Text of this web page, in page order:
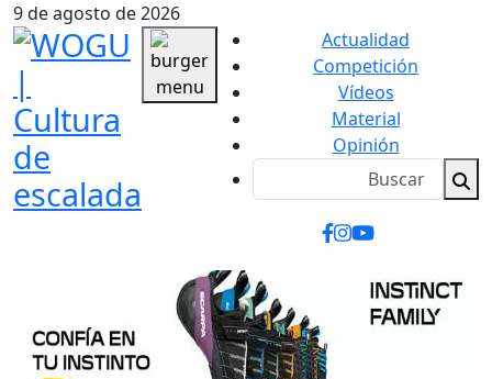
9 de agosto de 2026
Actualidad
Competición
Vídeos
Material
Opinión